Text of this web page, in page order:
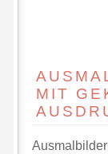
MIT